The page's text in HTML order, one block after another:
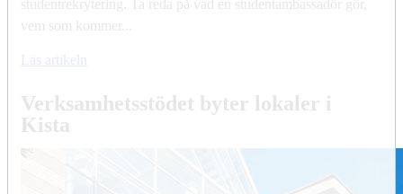
studentrekrytering. Ta reda på vad en studentambassadör gör,
vem som kommer...
Läs artikeln
Verksamhetsstödet byter lokaler i
Kista